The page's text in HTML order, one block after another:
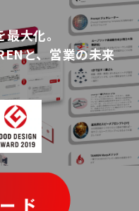
大化。
と、営業の未来